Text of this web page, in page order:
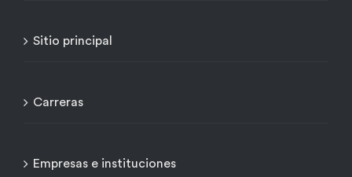
Sitio principal
Carreras
Empresas e instituciones